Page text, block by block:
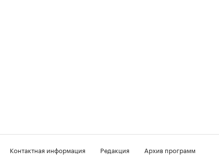
Контактная информация Редакция
Архив программ